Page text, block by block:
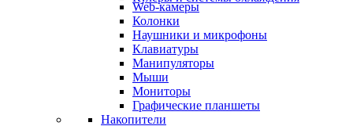
Web-камеры
Колонки
Наушники и микрофоны
Клавиатуры
Манипуляторы
Мыши
Мониторы
Графические планшеты
Накопители